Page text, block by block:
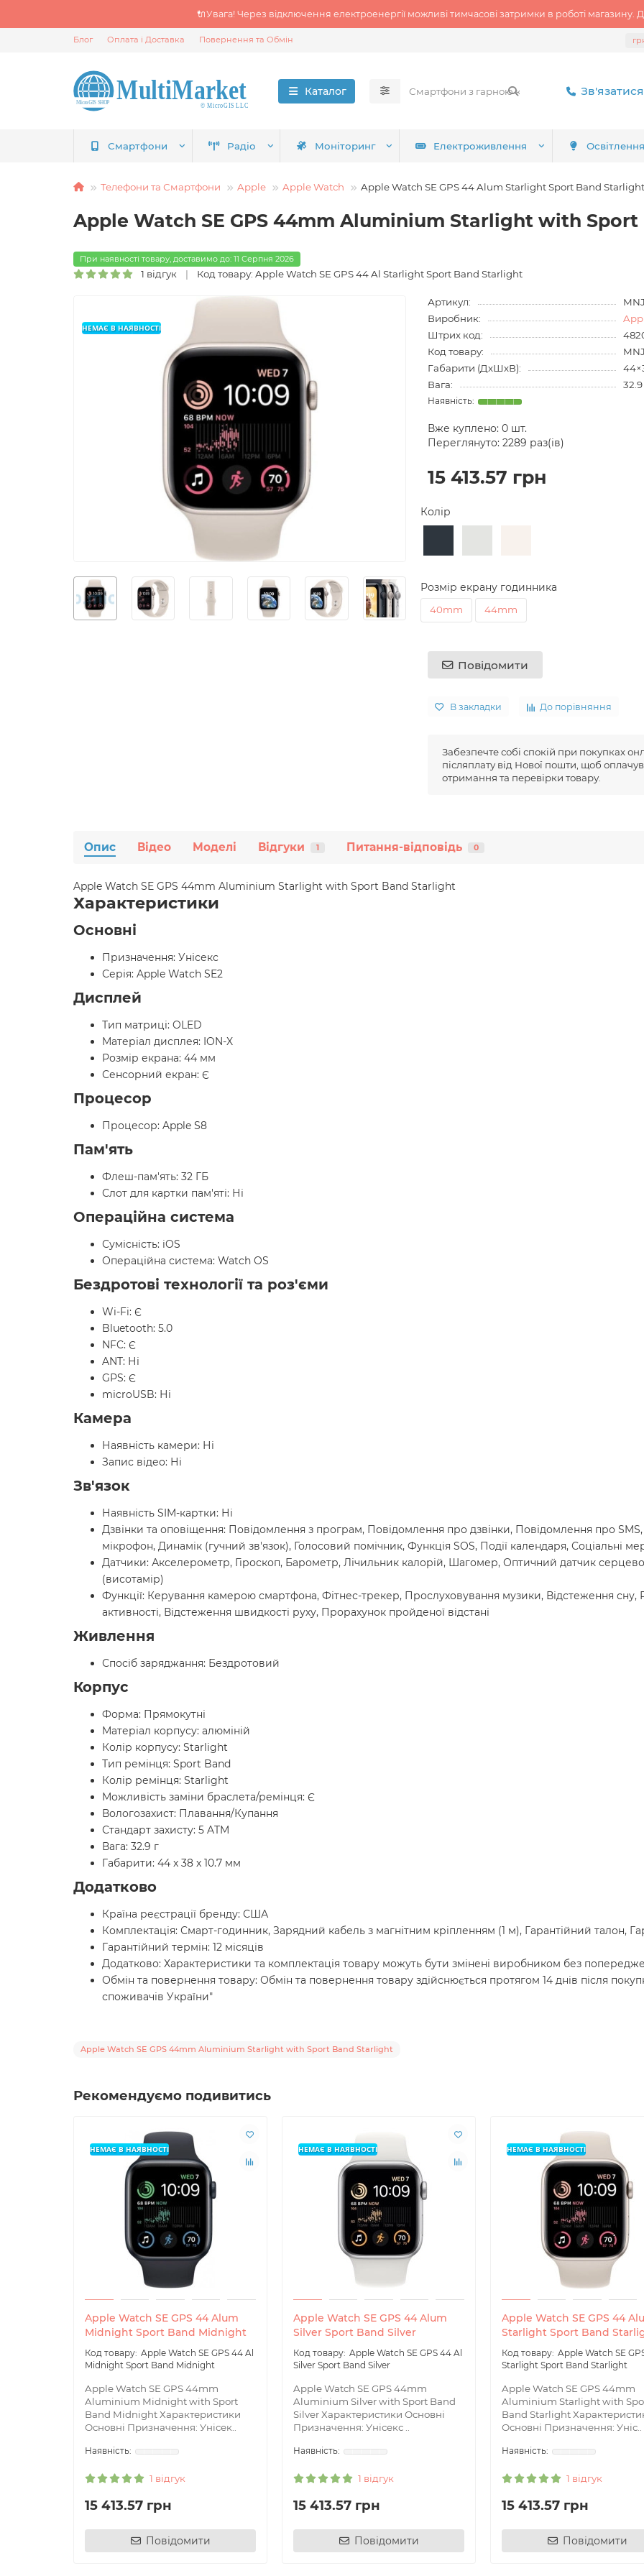
🔌Увага! Через відключення електроенергії можливі тимчасові затримки в роботі магазину.
Блог Оплата і Доставка Повернення та Обмін
Каталог
Смартфони Радіо Моніторинг Електроживлення Освітлення
Телефони та Смартфони Apple Apple Watch Apple Watch SE GPS 44 Alum Starlight Sport Band Starlight
Apple Watch SE GPS 44mm Aluminium Starlight with
При наявності товару, доставимо до: 11 Серпня 2026
1 відгук Код товару: Apple Watch SE GPS 44 Al Starlight Sport Band Starlight
НЕМАЄ В НАЯВНОСТІ
Артикул:
Виробник:
Штрих код:
Код товару:
Габарити (ДхШхВ):
Вага:
32.9
Вже куплено:0 шт.
Переглянуто: 2289 раз(ів)
15 413.57 грн
Колір
Розмір екрану годинника
40mm 44mm
Повідомити
В закладки До порівняння
Забезпечте собі спокій при покупках
післяплату від Нової пошти, щоб
отримання та перевірки товару.
Опис Відео Моделі Відгуки 1 Питання-відповідь 0
Apple Watch SE GPS 44mm Aluminium Starlight with Sport Band Starlight
Характеристики
Основні
Призначення: Унісекс
Серія: Apple Watch SE2
Дисплей
Тип матриці: OLED
Матеріал дисплея: ION-X
Розмір екрана: 44 мм
Сенсорний екран: Є
Процесор
Процесор: Apple S8
Пам'ять
Флеш-пам'ять: 32 ГБ
Слот для картки пам'яті: Ні
Операційна система
Сумісність: iOS
Операційна система: Watch OS
Бездротові технології та роз'єми
Wi-Fi: Є
Bluetooth: 5.0
NFC: Є
ANT: Ні
GPS: Є
microUSB: Ні
Камера
Наявність камери: Ні
Запис відео: Ні
Зв'язок
Наявність SIM-картки: Ні
Дзвінки та оповіщення: Повідомлення з програм, Повідомлення про дзвінки, Повідомлення про
мікрофон, Динамік (гучний зв'язок), Голосовий помічник, Функція SOS, Події календаря, Соціальні
Датчики: Акселерометр, Гіроскоп, Барометр, Лічильник калорій, Шагомер, Оптичний датчик
(висотамір)
Функції: Керування камерою смартфона, Фітнес-трекер, Прослуховування музики, Відстеження
активності, Відстеження швидкості руху, Прорахунок пройденої відстані
Живлення
Спосіб заряджання: Бездротовий
Корпус
Форма: Прямокутні
Матеріал корпусу: алюміній
Колір корпусу: Starlight
Тип ремінця: Sport Band
Колір ремінця: Starlight
Можливість заміни браслета/ремінця: Є
Вологозахист: Плавання/Купання
Стандарт захисту: 5 ATM
Вага: 32.9 г
Габарити: 44 x 38 x 10.7 мм
Додатково
Країна реєстрації бренду: США
Комплектація: Смарт-годинник, Зарядний кабель з магнітним кріпленням (1 м), Гарантійний талон,
Гарантійний термін: 12 місяців
Додатково: Характеристики та комплектація товару можуть бути змінені виробником без
Обмін та повернення товару: Обмін та повернення товару здійснюється протягом 14 днів після
споживачів України"
Apple Watch SE GPS 44mm Aluminium Starlight with Sport Band Starlight
Рекомендуємо подивитись
Apple Watch SE GPS 44 Alum
Midnight Sport Band Midnight
Apple Watch SE GPS 44 Al
Midnight Sport Band Midnight
Apple Watch SE GPS 44mm
Aluminium Midnight with Sport
Band Midnight Характеристики
Основні Призначення: Унісек..
1 відгук
НЕМАЄ В НАЯВНОСТІ
15 413.57 грн
Повідомити
Apple Watch SE GPS 44 Alum
Silver Sport Band Silver
Apple Watch SE GPS 44 Al
Silver Sport Band Silver
Apple Watch SE GPS 44mm
Aluminium Silver with Sport Band
Silver Характеристики Основні
Призначення: Унісекс ..
1 відгук
НЕМАЄ В НАЯВНОСТІ
15 413.57 грн
Повідомити
Apple Watch SE GPS 44
Starlight Sport Band
Apple Watch SE
Starlight Sport Band Starlight
Apple Watch SE GPS 44mm
Aluminium Starlight with
Band Starlight
Основні Призначення: Уніс..
1 відгук
НЕМАЄ В НАЯВНОСТІ
15 413.57 грн
Повідомити